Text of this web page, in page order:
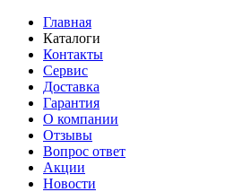
Главная
Каталоги
Контакты
Сервис
Доставка
Гарантия
О компании
Отзывы
Вопрос ответ
Акции
Новости